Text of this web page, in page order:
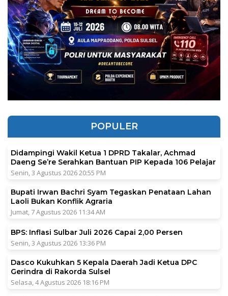
POPULER
Didampingi Wakil Ketua 1 DPRD Takalar, Achmad
Daeng Se’re Serahkan Bantuan PIP Kepada 106 Pelajar
Senin, 3 Agustus 2026 20:55 PM
Bupati Irwan Bachri Syam Tegaskan Penataan Lahan
Laoli Bukan Konflik Agraria
Jumat, 7 Agustus 2026 11:34 AM
BPS: Inflasi Sulbar Juli 2026 Capai 2,00 Persen
Senin, 3 Agustus 2026 13:36 PM
Dasco Kukuhkan 5 Kepala Daerah Jadi Ketua DPC
Gerindra di Rakorda Sulsel
Selasa, 4 Agustus 2026 18:16 PM